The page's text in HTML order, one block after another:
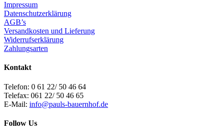
Impressum
Datenschutzerklärung
AGB’s
Versandkosten und Lieferung
Widerrufserklärung
Zahlungsarten
Kontakt
Telefon: 0 61 22/ 50 46 64
Telefax: 061 22/ 50 46 65
E-Mail: info@pauls-bauernhof.de
Follow Us